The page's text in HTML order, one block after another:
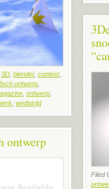
3D blender, contest,
ontwerp
ontwerp
wedstrijd
Filed
ontwerp